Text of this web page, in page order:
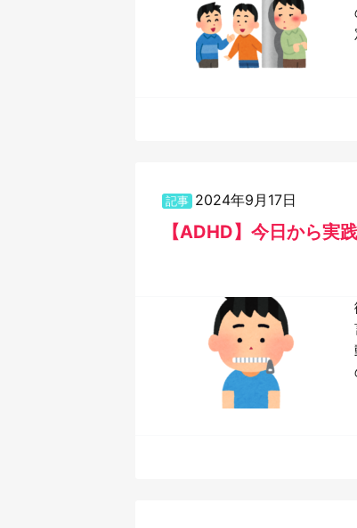
記事 2024年9月17日
【ADHD】今日から実